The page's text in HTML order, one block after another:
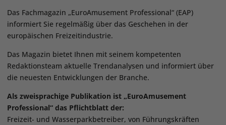
Das Fachmagazin „EuroAmusement Professional“ (EAP)
informiert Sie regelmäßig über das Geschehen in der
europäischen Freizeitindustrie.
Das Magazin bietet Ihnen mit seinem kompetenten
Redaktionsteam aktuelle Trendanalysen und informiert über
die neuesten Entwicklungen der Branche.
Als zweisprachige Publikation ist „EuroAmusement
Professional“ das Pflichtblatt der:
Freizeit- und Wasserparkbetreiber, von Führungskräften